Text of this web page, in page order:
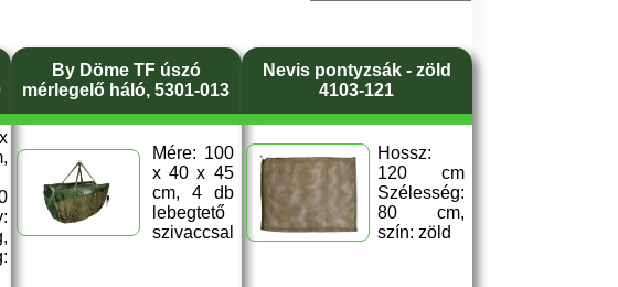
By Döme TF úszó
mérlegelő háló, 5301-013
Mére: 100
x 40 x 45
cm, 4 db
lebegtető
szivaccsal
Nevis pontyzsák - zöld
4103-121
Hossz:
120 cm
Szélesség:
80 cm,
szín: zöld